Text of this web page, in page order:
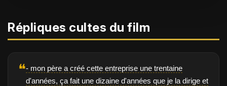
Répliques cultes du film
❝- mon père a créé cette entreprise une trentaine
d'années, ça fait une dizaine d'années que je la dirige et